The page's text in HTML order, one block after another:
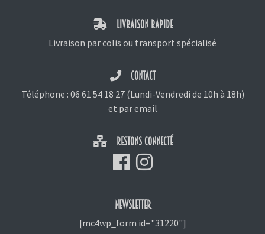
LIVRAISON RAPIDE
Livraison par colis ou transport spécialisé
CONTACT
Téléphone : 06 61 54 18 27(Lundi-Vendredi de 10h à 18h)
et par email
RESTONS CONNECTÉ
NEWSLETTER
[mc4wp_form id="31220"]